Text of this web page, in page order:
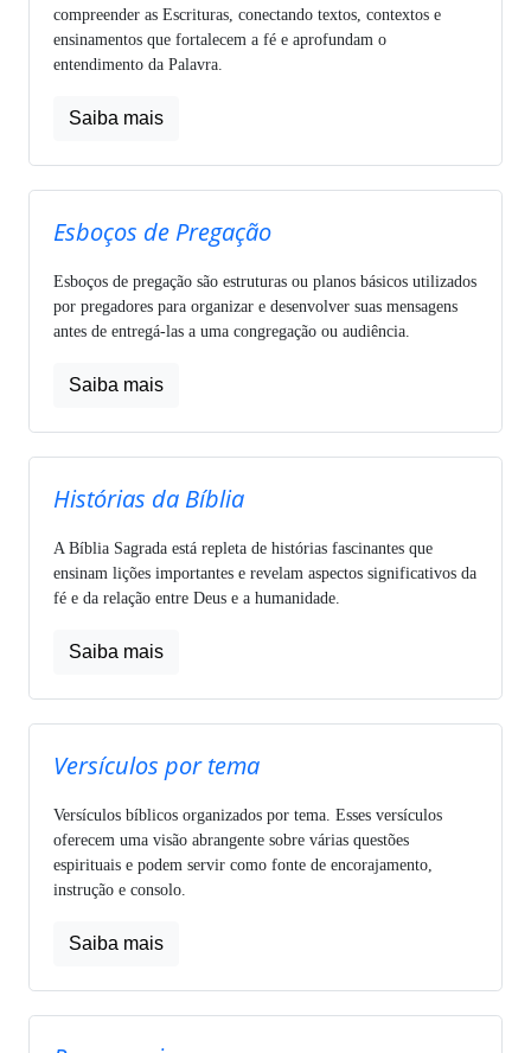
compreender as Escrituras, conectando textos, contextos e
ensinamentos que fortalecem a fé e aprofundam o
entendimento da Palavra.
Saiba mais
Esboços de Pregação
Esboços de pregação são estruturas ou planos básicos utilizados
por pregadores para organizar e desenvolver suas mensagens
antes de entregá-las a uma congregação ou audiência.
Saiba mais
Histórias da Bíblia
A Bíblia Sagrada está repleta de histórias fascinantes que
ensinam lições importantes e revelam aspectos significativos da
fé e da relação entre Deus e a humanidade.
Saiba mais
Versículos por tema
Versículos bíblicos organizados por tema. Esses versículos
oferecem uma visão abrangente sobre várias questões
espirituais e podem servir como fonte de encorajamento,
instrução e consolo.
Saiba mais